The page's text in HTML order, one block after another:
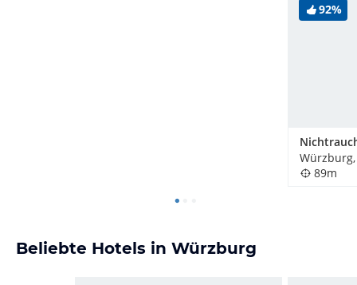
92%
89m
Beliebte Hotels in Würzburg